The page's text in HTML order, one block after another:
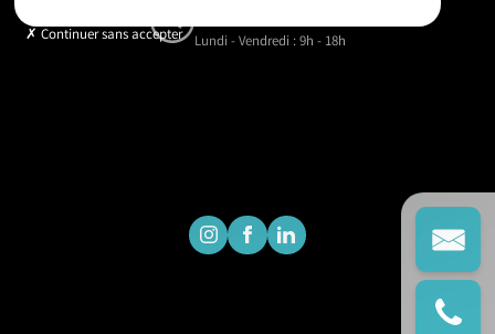
Horaires
Lundi - Vendredi : 9h - 18h
Continuer sans accepter